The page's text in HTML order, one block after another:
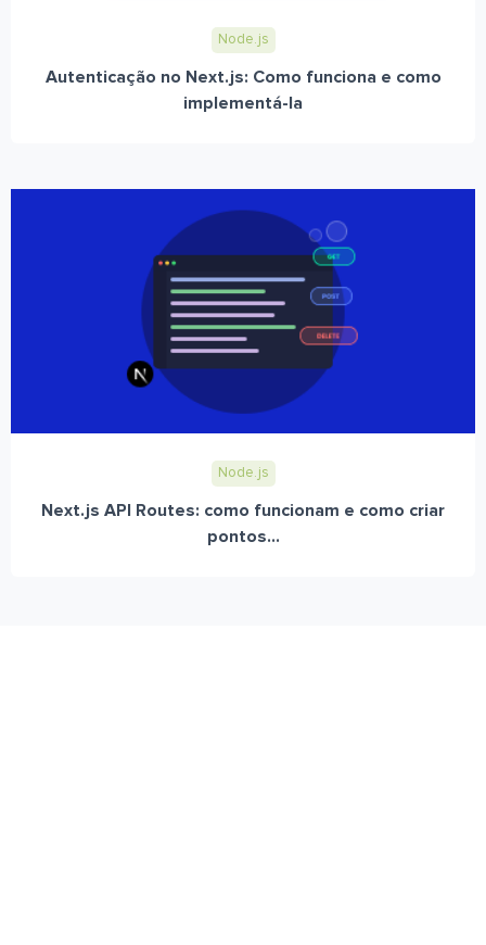
Node.js
Autenticação no Next.js: Como funciona e como
implementá-la
Node.js
Next.js API Routes: como funcionam e como criar
pontos...